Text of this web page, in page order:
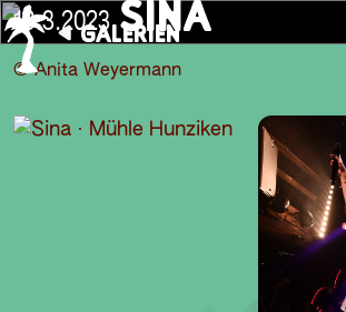
GALERIEN
18.3.2023 SINA
© Anita Weyermann